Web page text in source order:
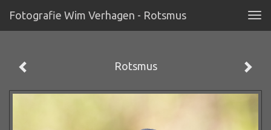
Fotografie Wim Verhagen - Rotsmus
Rotsmus